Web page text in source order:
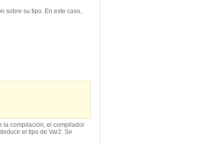
sobre su tipo. En este caso,
la compilación, el compilador
el tipo de Var2. Se